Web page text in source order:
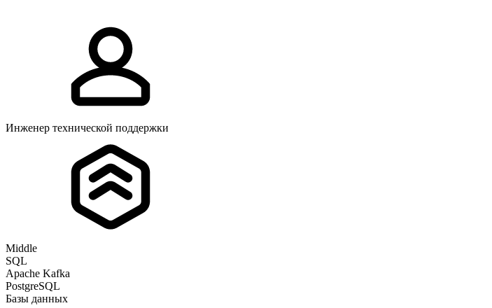
Инженер технической поддержки
Middle
SQL
Apache Kafka
PostgreSQL
Базы данных